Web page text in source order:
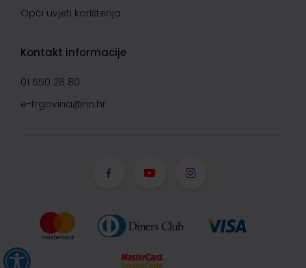
Opći uvjeti korištenja
Kontakt informacije
01 650 28 80
e-trgovina@nn.hr